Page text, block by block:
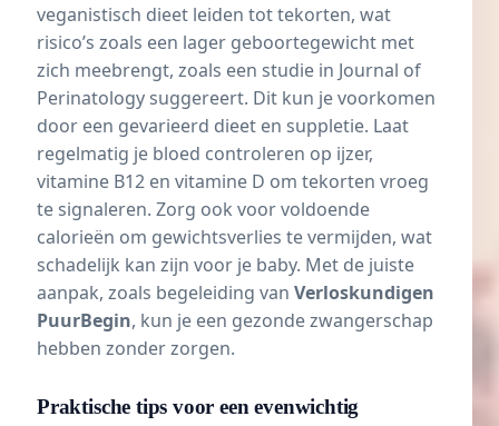
veganistisch dieet leiden tot tekorten, wat
risico’s zoals een lager geboortegewicht met
zich meebrengt, zoals een studie in Journal of
Perinatology suggereert. Dit kun je voorkomen
door een gevarieerd dieet en suppletie. Laat
regelmatig je bloed controleren op ijzer,
vitamine B12 en vitamine D om tekorten vroeg
te signaleren. Zorg ook voor voldoende
calorieën om gewichtsverlies te vermijden, wat
schadelijk kan zijn voor je baby. Met de juiste
aanpak, zoals begeleiding van Verloskundigen
PuurBegin, kun je een gezonde zwangerschap
hebben zonder zorgen.
Praktische tips voor een evenwichtig